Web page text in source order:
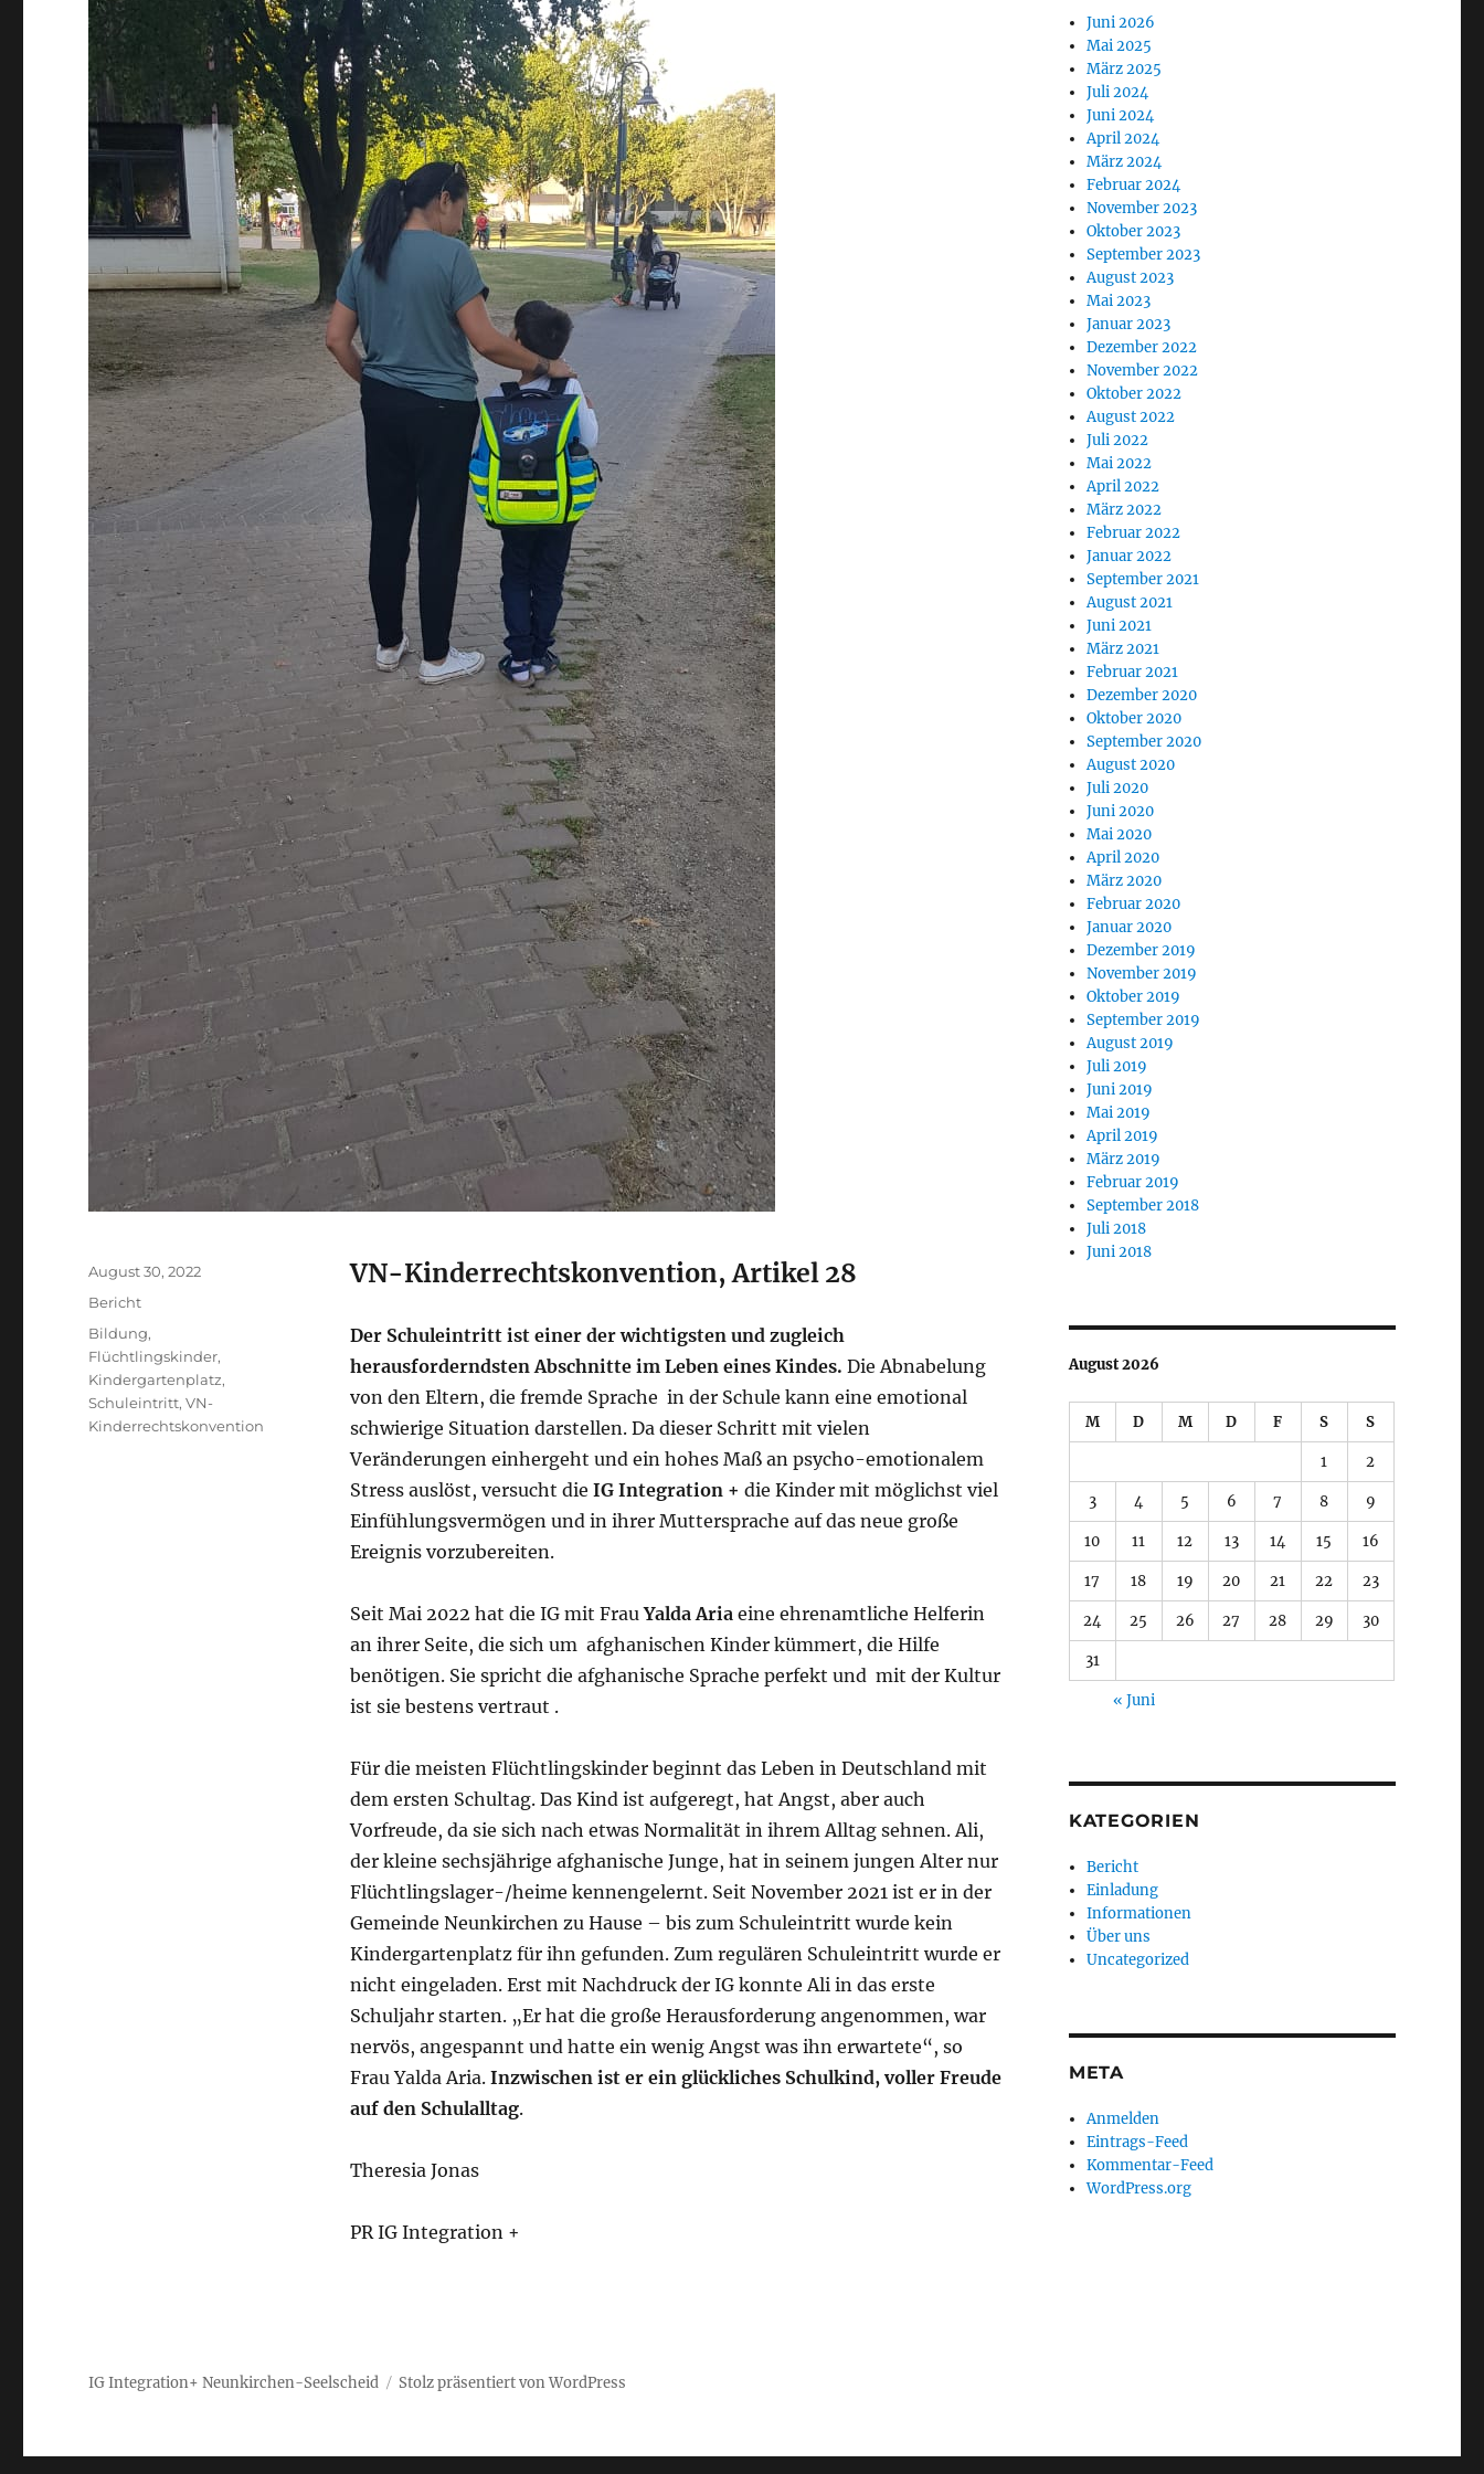
VN-Kinderrechtskonvention, Artikel 28
Der Schuleintritt ist einer der wichtigsten und zugleich
herausforderndsten Abschnitte im Leben eines Kindes. Die Abnabelung
von den Eltern, die fremde Sprache in der Schule kann eine emotional
schwierige Situation darstellen. Da dieser Schritt mit vielen
Veränderungen einhergeht und ein hohes Maß an psycho-emotionalem
Stress auslöst, versucht die IG Integration + die Kinder mit möglichst viel
Einfühlungsvermögen und in ihrer Muttersprache auf das neue große
Ereignis vorzubereiten.
Seit Mai 2022 hat die IG mit FrauYalda Ariaeine ehrenamtliche Helferin
an ihrer Seite, die sich um afghanischen Kinder kümmert, die Hilfe
benötigen. Sie spricht die afghanische Sprache perfekt und mit der Kultur
ist sie bestens vertraut .
Für die meisten Flüchtlingskinder beginnt das Leben in Deutschland mit
dem ersten Schultag. Das Kind ist aufgeregt, hat Angst, aber auch
Vorfreude, da sie sich nach etwas Normalität in ihrem Alltag sehnen. Ali,
der kleine sechsjährige afghanische Junge, hat in seinem jungen Alter nur
Flüchtlingslager-/heime kennengelernt. Seit November 2021 ist er in der
Gemeinde Neunkirchen zu Hause – bis zum Schuleintritt wurde kein
Kindergartenplatz für ihn gefunden. Zum regulären Schuleintritt wurde er
nicht eingeladen. Erst mit Nachdruck der IG konnte Ali in das erste
Schuljahr starten. „Er hat die große Herausforderung angenommen, war
nervös, angespannt und hatte ein wenig Angst was ihn erwartete“, so
Frau Yalda Aria. Inzwischen ist er ein glückliches Schulkind, voller Freude
auf den Schulalltag.
Theresia Jonas
PR IG Integration +
Veröffentlicht
August 30, 2022
Kategorien
Bericht
Schlagwörter
Bildung,
Flüchtlingskinder,
Kindergartenplatz,
Schuleintritt,VN-
Kinderrechtskonvention
Juni 2026
Mai 2025
März 2025
Juli 2024
Juni 2024
April 2024
März 2024
Februar 2024
November 2023
Oktober 2023
September 2023
August 2023
Mai 2023
Januar 2023
Dezember 2022
November 2022
Oktober 2022
August 2022
Juli 2022
Mai 2022
April 2022
März 2022
Februar 2022
Januar 2022
September 2021
August 2021
Juni 2021
März 2021
Februar 2021
Dezember 2020
Oktober 2020
September 2020
August 2020
Juli 2020
Juni 2020
Mai 2020
April 2020
März 2020
Februar 2020
Januar 2020
Dezember 2019
November 2019
Oktober 2019
September 2019
August 2019
Juli 2019
Juni 2019
Mai 2019
April 2019
März 2019
Februar 2019
September 2018
Juli 2018
Juni 2018
August 2026
M D M D F S S
1 2
3 4 5 6 7 8 9
10 11 12 13 14 15 16
17 18 19 20 21 22 23
24 25 26 27 28 29 30
31
« Juni
KATEGORIEN
Bericht
Einladung
Informationen
Über uns
Uncategorized
META
Anmelden
Eintrags-Feed
Kommentar-Feed
WordPress.org
IG Integration+ Neunkirchen-Seelscheid Stolz präsentiert von WordPress